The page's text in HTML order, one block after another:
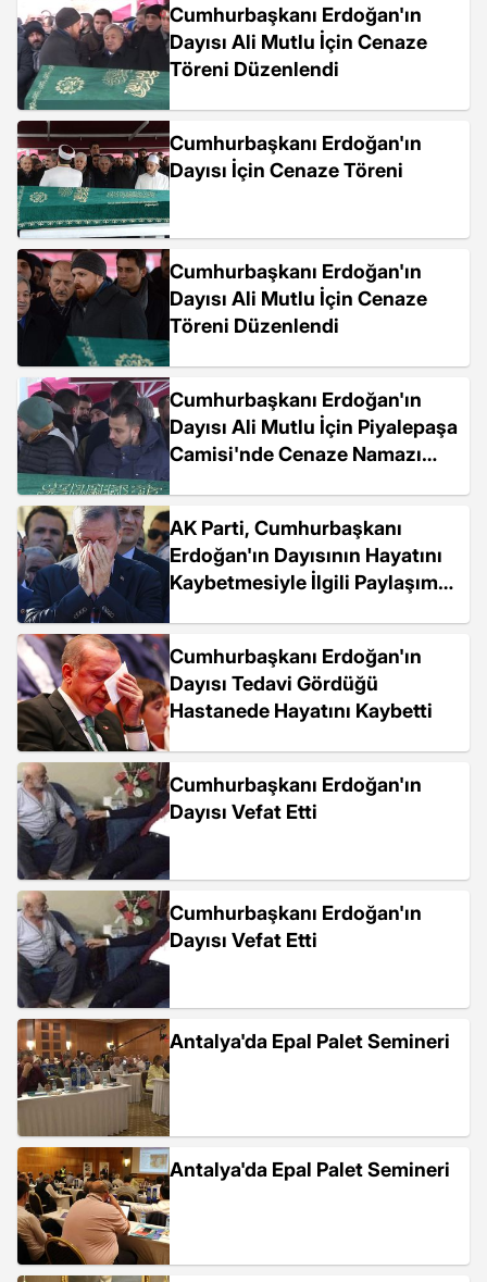
Cumhurbaşkanı Erdoğan'ın
Dayısı Ali Mutlu İçin Cenaze
Töreni Düzenlendi
Cumhurbaşkanı Erdoğan'ın
Dayısı İçin Cenaze Töreni
Cumhurbaşkanı Erdoğan'ın
Dayısı Ali Mutlu İçin Cenaze
Töreni Düzenlendi
Cumhurbaşkanı Erdoğan'ın
Dayısı Ali Mutlu İçin Piyalepaşa
Camisi'nde Cenaze Namazı
AK Parti, Cumhurbaşkanı
Erdoğan'ın Dayısının Hayatını
Kaybetmesiyle İlgili Paylaşımda
Cumhurbaşkanı Erdoğan'ın
Dayısı Tedavi Gördüğü
Hastanede Hayatını Kaybetti
Cumhurbaşkanı Erdoğan'ın
Dayısı Vefat Etti
Cumhurbaşkanı Erdoğan'ın
Dayısı Vefat Etti
Antalya'da Epal Palet Semineri
Antalya'da Epal Palet Semineri